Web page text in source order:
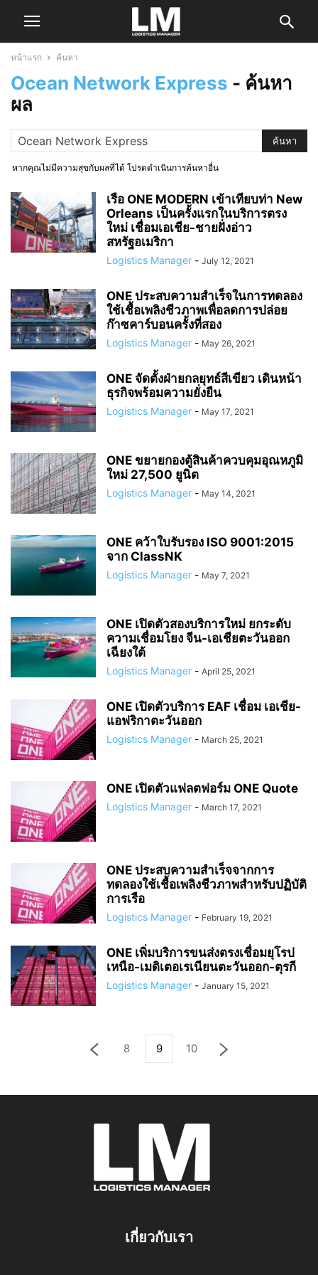
หน้าแรก ค้นหา
Ocean Network Express - ค้นหา
ผล
หากคุณไม่มีความสุขกับผลที่ได้ โปรดดำเนินการค้นหาอื่น
เรือ ONE MODERN เข้าเทียบท่า New
Orleans เป็นครั้งแรกในบริการตรง
ใหม่ เชื่อมเอเชีย-ชายฝั่งอ่าว
สหรัฐอเมริกา
Logistics Manager - July 12, 2021
ONE ประสบความสำเร็จในการทดลอง
ใช้เชื้อเพลิงชีวภาพเพื่อลดการปล่อย
ก๊าซคาร์บอนครั้งที่สอง
Logistics Manager - May 26, 2021
ONE จัดตั้งฝ่ายกลยุทธ์สีเขียว เดินหน้า
ธุรกิจพร้อมความยั่งยืน
Logistics Manager - May 17, 2021
ONE ขยายกองตู้สินค้าควบคุมอุณหภูมิ
ใหม่ 27,500 ยูนิต
Logistics Manager - May 14, 2021
ONE คว้าใบรับรอง ISO 9001:2015
จาก ClassNK
Logistics Manager - May 7, 2021
ONE เปิดตัวสองบริการใหม่ ยกระดับ
ความเชื่อมโยง จีน-เอเชียตะวันออก
เฉียงใต้
Logistics Manager - April 25, 2021
ONE เปิดตัวบริการ EAF เชื่อม เอเชีย-
แอฟริกาตะวันออก
Logistics Manager - March 25, 2021
ONE เปิดตัวแฟลตฟอร์ม ONE Quote
Logistics Manager - March 17, 2021
ONE ประสบความสำเร็จจากการ
ทดลองใช้เชื้อเพลิงชีวภาพสำหรับปฏิบัติ
การเรือ
Logistics Manager - February 19, 2021
ONE เพิ่มบริการขนส่งตรงเชื่อมยุโรป
เหนือ-เมดิเตอเรเนียนตะวันออก-ตุรกี
Logistics Manager - January 15, 2021
8 9 10
เกี่ยวกับเรา